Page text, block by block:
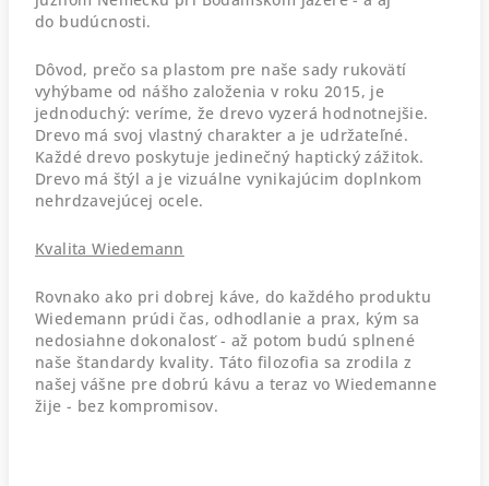
do budúcnosti.
Dôvod, prečo sa plastom pre naše sady rukovätí
vyhýbame od nášho založenia v roku 2015, je
jednoduchý: veríme, že drevo vyzerá hodnotnejšie.
Drevo má svoj vlastný charakter a je udržateľné.
Každé drevo poskytuje jedinečný haptický zážitok.
Drevo má štýl a je vizuálne vynikajúcim doplnkom
nehrdzavejúcej ocele.
Kvalita Wiedemann
Rovnako ako pri dobrej káve, do každého produktu
Wiedemann prúdi čas, odhodlanie a prax, kým sa
nedosiahne dokonalosť - až potom budú splnené
naše štandardy kvality. Táto filozofia sa zrodila z
našej vášne pre dobrú kávu a teraz vo Wiedemanne
žije - bez kompromisov.